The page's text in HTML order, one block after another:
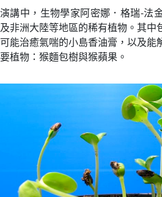
演講中，生物學家阿密娜．格瑞-法
及非洲大陸等地區的稀有植物。其中
可能治癒氣喘的小島香油膏，以及能
要植物：猴麵包樹與猴蘋果。